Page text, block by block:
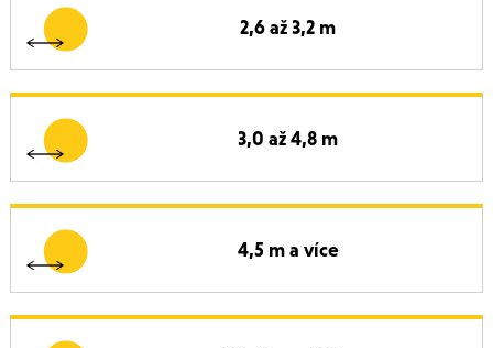
2,6 až 3,2 m
3,0 až 4,8 m
4,5 m a více